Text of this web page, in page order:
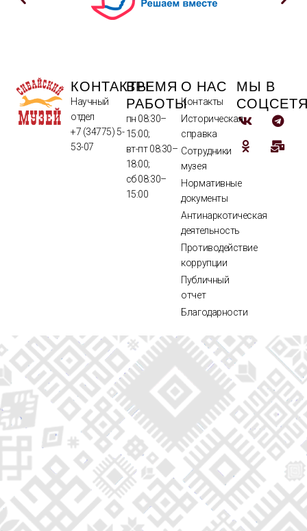
КОНТАКТЫ
Научный
отдел
+7 (34775) 5-
53-07
ВРЕМЯ
РАБОТЫ
пн 08:30–
15:00;
вт-пт 08:30–
18:00;
сб 08:30–
15:00
О НАС
Контакты
Историческая
справка
Сотрудники
музея
Нормативные
документы
Антинаркотическая
деятельность
Противодействие
коррупции
Публичный
отчет
Благодарности
МЫ В